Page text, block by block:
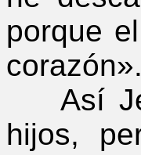
porque
corazón».
Así
hijos,